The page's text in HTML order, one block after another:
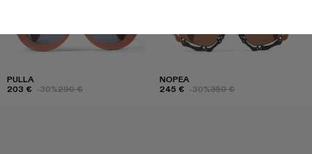
PULLA
203 € -30%290 €
NOPEA
245 € -30%350 €